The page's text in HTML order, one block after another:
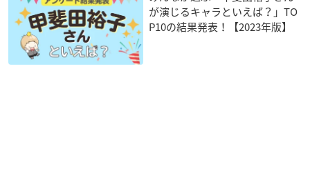
が演じるキャラといえば？」TO
P10の結果発表！【2023年版】